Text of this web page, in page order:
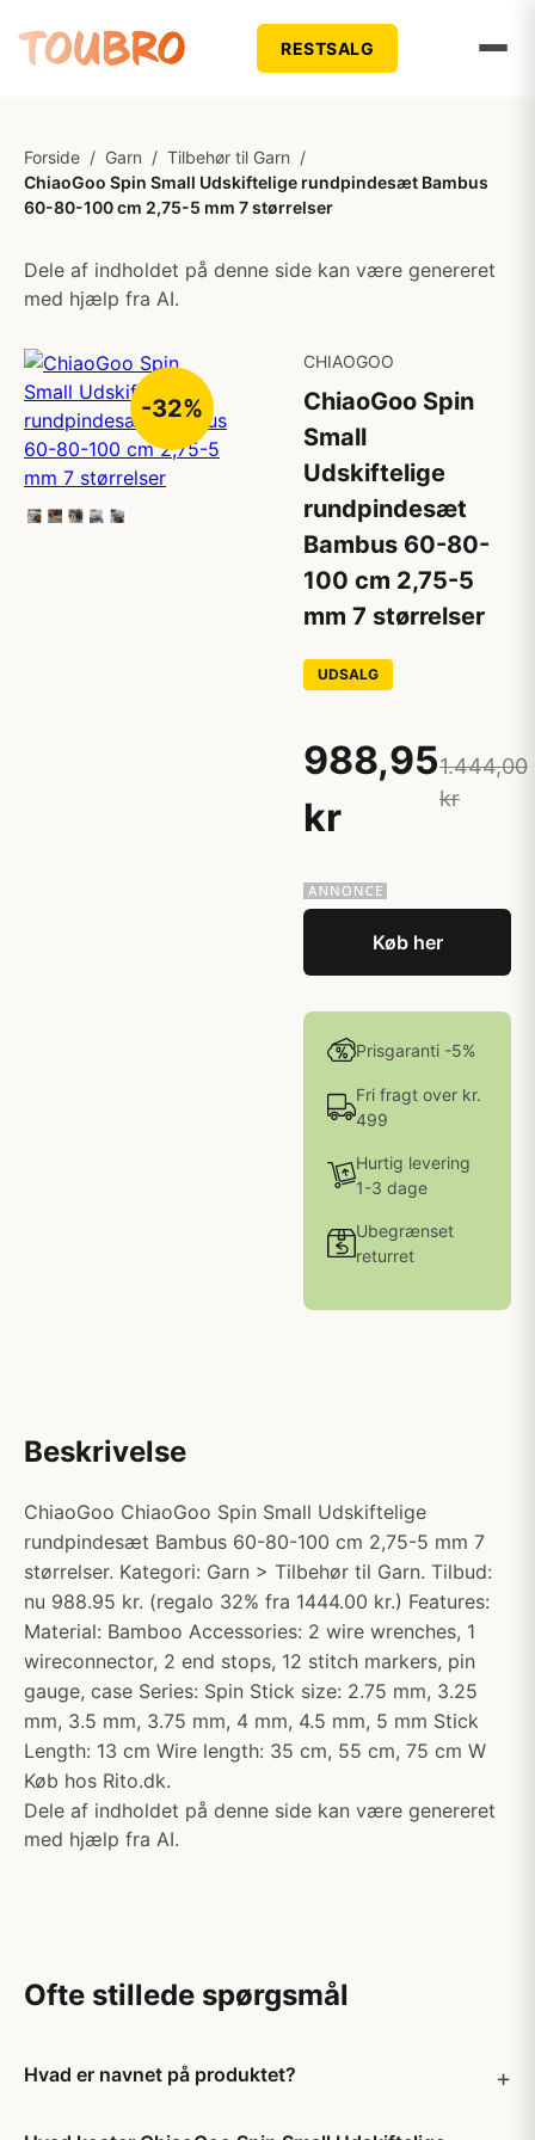
RESTSALG
Forside / Garn / Tilbehør til Garn /
ChiaoGoo Spin Small Udskiftelige rundpindesæt Bambus
60-80-100 cm 2,75-5 mm 7 størrelser
Dele af indholdet på denne side kan være genereret
med hjælp fra AI.
-32%
CHIAOGOO
ChiaoGoo Spin
Small
Udskiftelige
rundpindesæt
Bambus 60-80-
100 cm 2,75-5
mm 7 størrelser
UDSALG
988,95
kr
1.444,00
kr
Køb her
Prisgaranti -5%
Fri fragt over kr.
499
Hurtig levering
1-3 dage
Ubegrænset
returret
Beskrivelse
ChiaoGoo ChiaoGoo Spin Small Udskiftelige
rundpindesæt Bambus 60-80-100 cm 2,75-5 mm 7
størrelser. Kategori: Garn > Tilbehør til Garn. Tilbud:
nu 988.95 kr. (regalo 32% fra 1444.00 kr.) Features:
Material: Bamboo Accessories: 2 wire wrenches, 1
wireconnector, 2 end stops, 12 stitch markers, pin
gauge, case Series: Spin Stick size: 2.75 mm, 3.25
mm, 3.5 mm, 3.75 mm, 4 mm, 4.5 mm, 5 mm Stick
Length: 13 cm Wire length: 35 cm, 55 cm, 75 cm W
Køb hos Rito.dk.
Dele af indholdet på denne side kan være genereret
med hjælp fra AI.
Ofte stillede spørgsmål
Hvad er navnet på produktet?